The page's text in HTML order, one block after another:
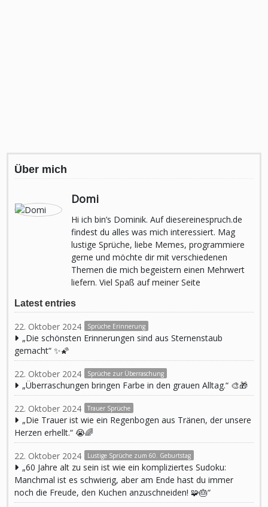
Über mich
Domi
Hi ich bin’s Dominik. Auf diesereinespruch.de
findest du alles was mich interessiert. Mag
lustige Sprüche, liebe Memes, programmiere
gerne und möchte dir mit verschiedenen
Themen die mich begeistern einen Mehrwert
liefern. Viel Spaß auf meiner Seite
Latest entries
22. Oktober 2024 Sprüche Erinnerung
„Die schönsten Erinnerungen sind aus Sternenstaub
gemacht“ ✨🌠
22. Oktober 2024 Sprüche zur Überraschung
„Überraschungen bringen Farbe in den grauen Alltag.“ 🎨🎁
22. Oktober 2024 Trauer Sprüche
„Die Trauer ist wie ein Regenbogen aus Tränen, der unsere
Herzen erhellt.“ 😭🌈
22. Oktober 2024 Lustige Sprüche zum 60. Geburtstag
„60 Jahre alt zu sein ist wie ein kompliziertes Sudoku:
Manchmal ist es schwierig, aber am Ende hast du immer
noch die Freude, den Kuchen anzuschneiden! 🧩🎂“